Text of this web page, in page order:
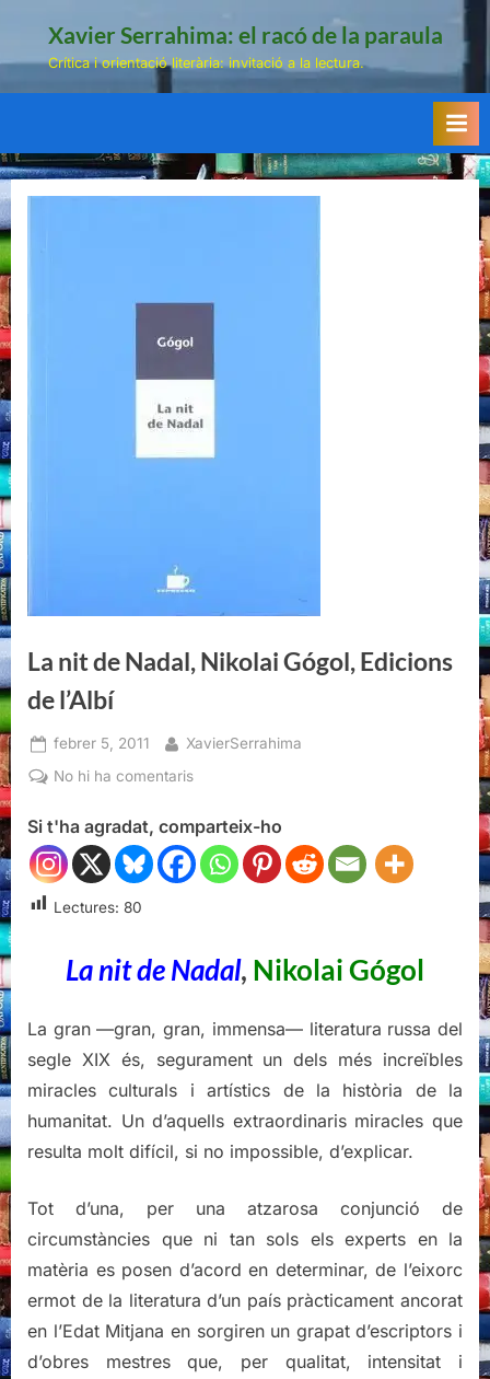
Xavier Serrahima: el racó de la paraula
Crítica i orientació literària: invitació a la lectura.
La nit de Nadal, Nikolai Gógol, Edicions
de l’Albí
Posted
on
febrer 5, 2011 By
XavierSerrahima
No hi ha comentarisa
nit
de
Nadal,
de
Si t'ha agradat, comparteix-ho
Lectures: 80
La nit de Nadal, Nikolai Gógol
La gran —gran, gran, immensa— literatura russa del
segle XIX és, segurament un dels més increïbles
miracles culturals i artístics de la història de la
humanitat. Un d’aquells extraordinaris miracles que
resulta molt difícil, si no impossible, d’explicar.
Tot d’una, per una atzarosa conjunció de
circumstàncies que ni tan sols els experts en la
matèria es posen d’acord en determinar, de l’eixorc
ermot de la literatura d’un país pràcticament ancorat
en l’Edat Mitjana en sorgiren un grapat d’escriptors i
d’obres mestres que, per qualitat, intensitat i